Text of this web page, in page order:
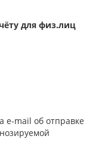
для физ.лиц
e-mail об отправке